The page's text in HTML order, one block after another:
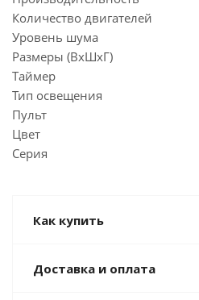
Количество двигателей
Уровень шума
Размеры (ВхШхГ)
Таймер
Тип освещения
Пульт
Цвет
Серия
Как купить
Доставка и оплата